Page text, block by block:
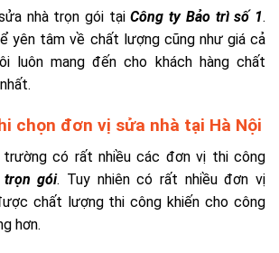
nhà trọn gói tạiCông ty Bảo trì số 1.
yên tâm về chất lượng cũng như giá cả
luôn mang đến cho khách hàng chất
chọn đơn vị sửa nhà tại Hà Nội
có rất nhiều các đơn vị thi công
trọn gói. Tuy nhiên có rất nhiều đơn vị
chất lượng thi công khiến cho công
hơn.